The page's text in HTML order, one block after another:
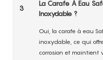
3
La Carafe À Eau
Inoxydable ?
Oui, la carafe à eau
inoxydable, ce qui
corrosion et maintient